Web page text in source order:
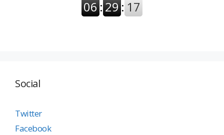
Social
Twitter
Facebook